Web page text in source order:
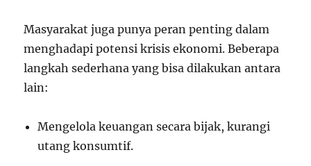
Masyarakat juga punya peran penting dalam
menghadapi potensi krisis ekonomi. Beberapa
langkah sederhana yang bisa dilakukan antara
lain:
Mengelola keuangan secara bijak, kurangi
utang konsumtif.